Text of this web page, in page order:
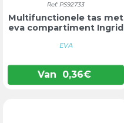
Ref: PS92733
Multifunctionele tas met
eva compartiment Ingrid
EVA
Van 0,36€